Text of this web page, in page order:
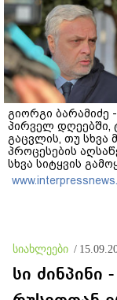
გიორგი ბარამიძე
პირველ დღეებში,
გაცვლის, თუ სხვა
პროცესების
სხვა სიტყვის
აჯობებდა -
მითქვამს, რომ
ფაქტი ვიცი
სიახლეები /
სი ძინპინი